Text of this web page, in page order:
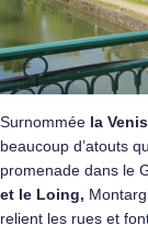
Surnommée la
beaucoup d’atouts
promenade dans le
et le Loing,
relient les rues et